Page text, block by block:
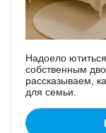
Надоело
собственным
рассказываем,
для семьи.